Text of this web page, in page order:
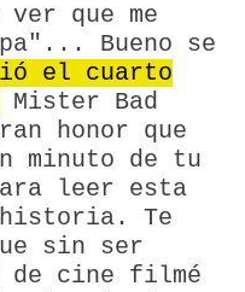
ver que me
Bueno se
el cuarto
Mister Bad
honor que
minuto de tu
leer esta
Te
sin ser
de cine filmé